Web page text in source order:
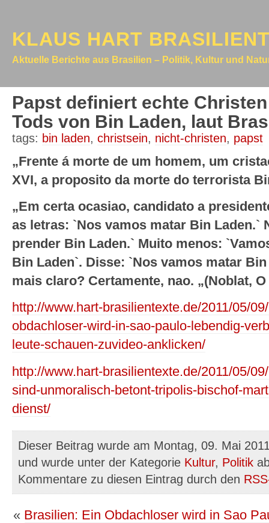
KLAUS HART
Aktuelle Berichte aus Brasilien – Politik, Kultur und
Papst definiert echte
Tods von Bin Laden, laut
tags: bin laden, christsein, nicht-christen, papst
„Frente á morte de um homem, um
XVI, a proposito da morte do terrorista
„Em certa ocasiao, candidato a
as letras: `Nos vamos matar Bin Laden.`
prender Bin Laden.` Muito menos:
Bin Laden`. Disse: `Nos vamos matar
mais claro? Certamente, nao. „(Noblat,
http://www.hart-brasilientexte.de/2011/05/
obdachloser-wird-in-sao-paulo-lebendig-
leute-schauen-zuvideo-anklicken/
http://www.hart-brasilientexte.de/2011/05/
sind-unmoralisch-betont-tripolis-bischof-
dienst/
Dieser Beitrag wurde am Montag, 09. Mai
und wurde unter der Kategorie Kultur, Politik
Kommentare zu diesen Eintrag durch den
« Brasilien: Ein Obdachloser wird in Sao